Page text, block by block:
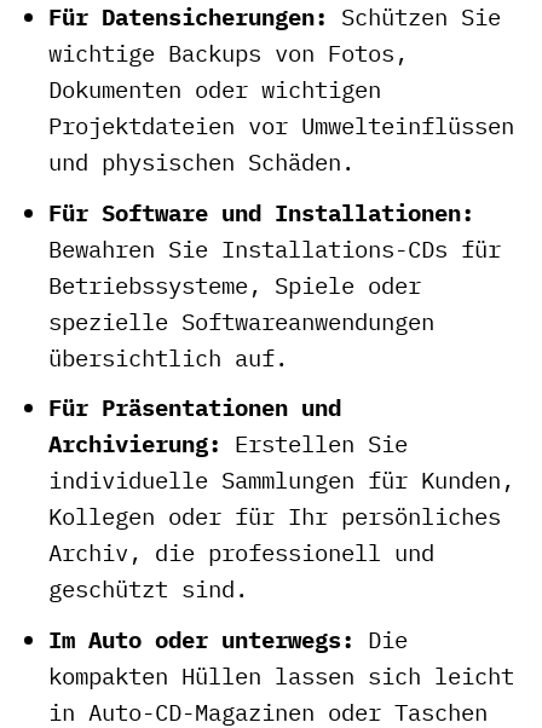
Für Datensicherungen: Schützen Sie
wichtige Backups von Fotos,
Dokumenten oder wichtigen
Projektdateien vor Umwelteinflüssen
und physischen Schäden.
Für Software und Installationen:
Bewahren Sie Installations-CDs für
Betriebssysteme, Spiele oder
spezielle Softwareanwendungen
übersichtlich auf.
Für Präsentationen und
Archivierung: Erstellen Sie
individuelle Sammlungen für Kunden,
Kollegen oder für Ihr persönliches
Archiv, die professionell und
geschützt sind.
Im Auto oder unterwegs: Die
kompakten Hüllen lassen sich leicht
in Auto-CD-Magazinen oder Taschen